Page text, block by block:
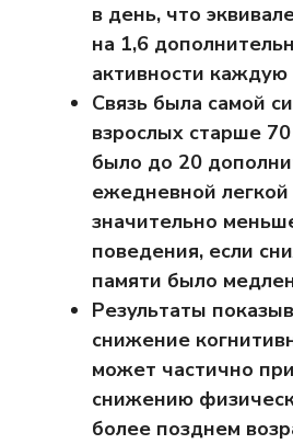
в день, что
на 1,6
активности
Связь была самой
взрослых старше
было до 20
ежедневной легкой
значительно
поведения, если
памяти было
Результаты
снижение
может частично
снижению
более позднем